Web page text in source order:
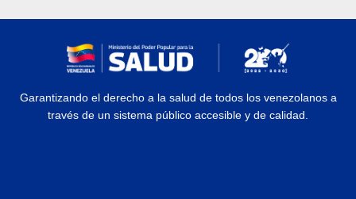
Garantizando el derecho a la salud de todos los venezolanos a
través de un sistema público accesible y de calidad.